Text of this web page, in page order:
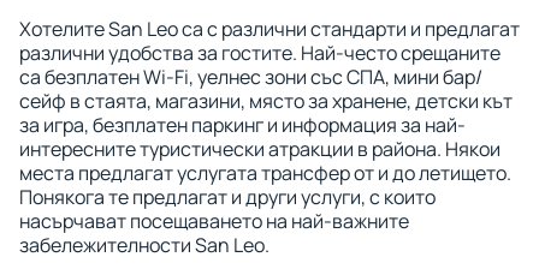
Хотелите San Leo са с различни стандарти и предлагат
различни удобства за гостите. Най-често срещаните
са безплатен Wi-Fi, уелнес зони със СПА, мини бар/
сейф в стаята, магазини, място за хранене, детски кът
за игра, безплатен паркинг и информация за най-
интересните туристически атракции в района. Някои
места предлагат услугата трансфер от и до летището.
Понякога те предлагат и други услуги, с които
насърчават посещаването на най-важните
забележителности San Leo.